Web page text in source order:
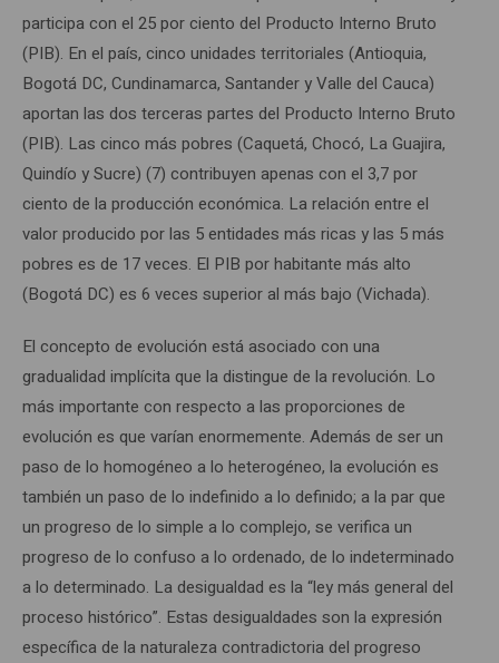
participa con el 25 por ciento del Producto Interno Bruto
(PIB). En el país, cinco unidades territoriales (Antioquia,
Bogotá DC, Cundinamarca, Santander y Valle del Cauca)
aportan las dos terceras partes del Producto Interno Bruto
(PIB). Las cinco más pobres (Caquetá, Chocó, La Guajira,
Quindío y Sucre) (7) contribuyen apenas con el 3,7 por
ciento de la producción económica. La relación entre el
valor producido por las 5 entidades más ricas y las 5 más
pobres es de 17 veces. El PIB por habitante más alto
(Bogotá DC) es 6 veces superior al más bajo (Vichada).
El concepto de evolución está asociado con una
gradualidad implícita que la distingue de la revolución. Lo
más importante con respecto a las proporciones de
evolución es que varían enormemente. Además de ser un
paso de lo homogéneo a lo heterogéneo, la evolución es
también un paso de lo indefinido a lo definido; a la par que
un progreso de lo simple a lo complejo, se verifica un
progreso de lo confuso a lo ordenado, de lo indeterminado
a lo determinado. La desigualdad es la “ley más general del
proceso histórico”. Estas desigualdades son la expresión
específica de la naturaleza contradictoria del progreso